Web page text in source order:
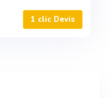
1 clic Devis